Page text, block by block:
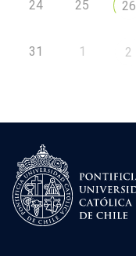
24 25 26
31 1 2